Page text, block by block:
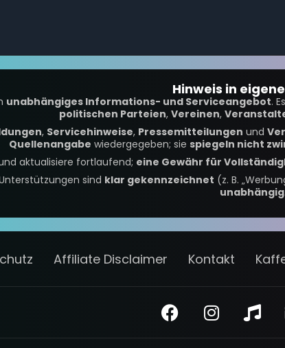
Hinweis in
unabhängiges Informations- und Serviceangebot.
politischen Parteien, Vereinen,
, Servicehinweise, Pressemitteilungen und
Quellenangabe wiedergegeben; sie spiegeln nicht
aktualisiere fortlaufend; eine Gewähr für
sind klar gekennzeichnet (z. B.
unabhängig.
Affiliate Disclaimer Kontakt
F
a
c
I
n
s
M
u
s